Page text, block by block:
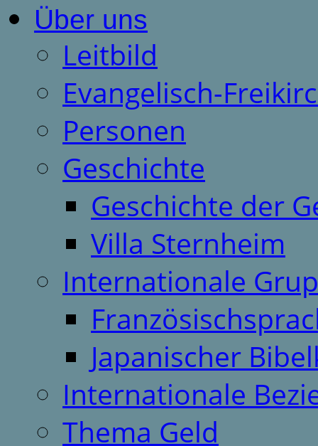
Über uns
Leitbild
Evangelisch-
Personen
Geschichte
Geschichte der
Villa Sternheim
Internationale
Japanischer
Internationale
Thema Geld